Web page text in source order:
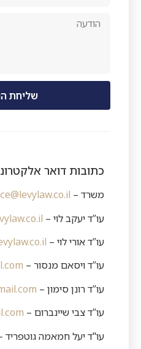
שליחת
כתובות דואר
משרד –
עו”ד יעקב לוי –
עו”ד אורי לוי –
עו”ד ויסאם מנסור –
עו”ד רונן סימון –
עו”ד צבי שיינברום –
עו"ד יעל חמאמה גוטפריד